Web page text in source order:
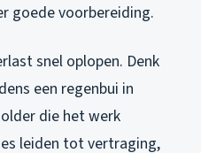
goede voorbereiding.
snel oplopen. Denk
een regenbui in
die het werk
leiden tot vertraging,